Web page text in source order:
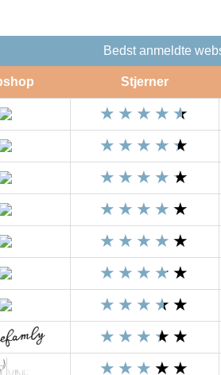
Bedst anmeldte
Stjerner